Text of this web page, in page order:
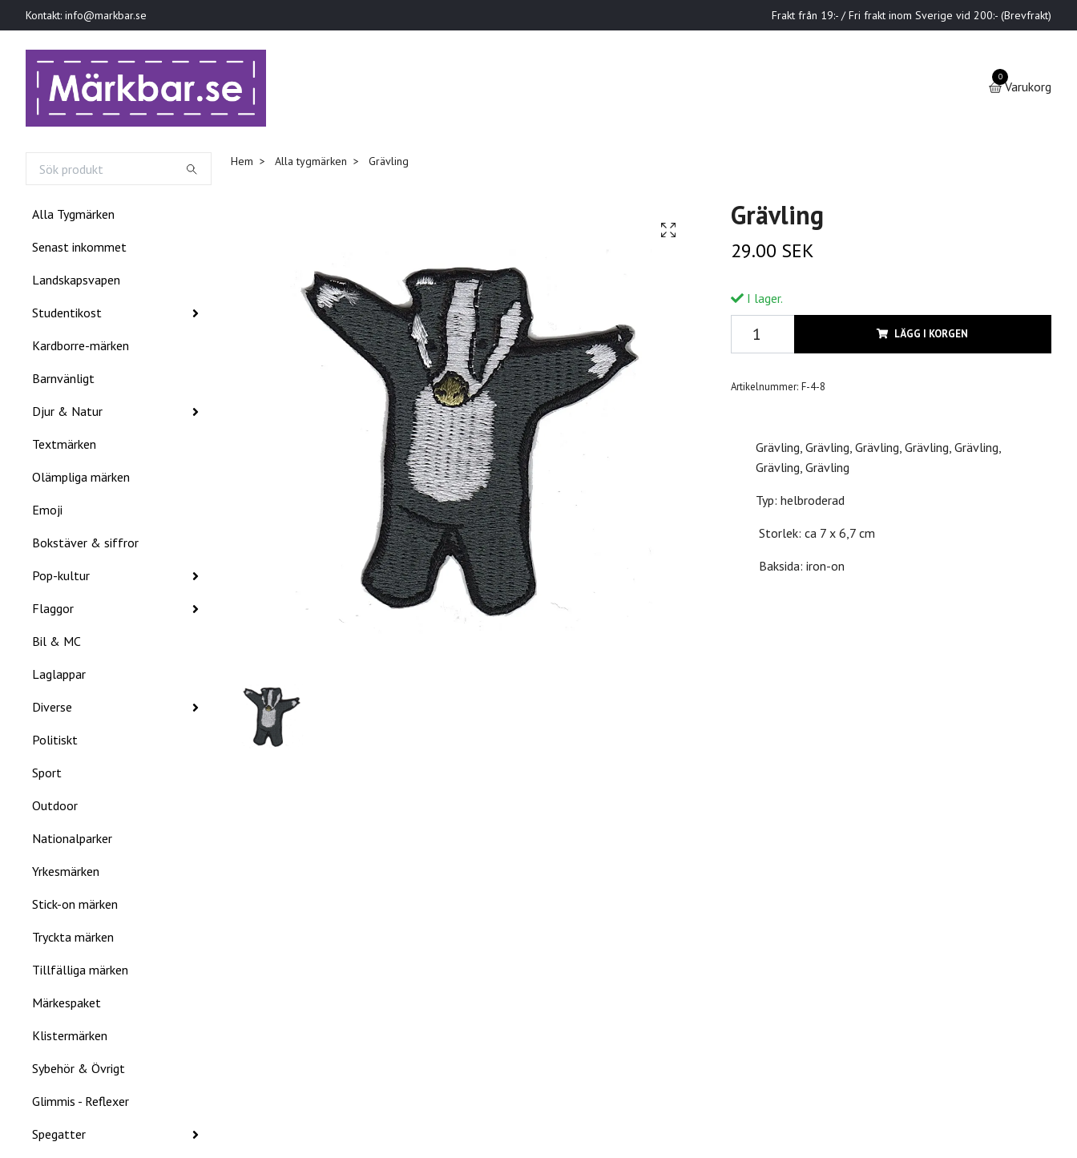
Kontakt: info@markbar.se Frakt från 19:- / Fri frakt inom Sverige vid 200:- (Brevfrakt)
0
Varukorg
Alla Tygmärken
Senast inkommet
Landskapsvapen
Studentikost
Kardborre-märken
Barnvänligt
Djur & Natur
Textmärken
Olämpliga märken
Emoji
Bokstäver & siffror
Pop-kultur
Flaggor
Bil & MC
Laglappar
Diverse
Politiskt
Sport
Outdoor
Nationalparker
Yrkesmärken
Stick-on märken
Tryckta märken
Tillfälliga märken
Märkespaket
Klistermärken
Sybehör & Övrigt
Glimmis - Reflexer
Spegatter
Hem Alla tygmärken Grävling
Grävling
29.00 SEK
I lager.
LÄGG I KORGEN
Artikelnummer: F-4-8
Grävling, Grävling, Grävling, Grävling, Grävling,
Grävling, Grävling
Typ: helbroderad
Storlek: ca 7 x 6,7 cm
Baksida: iron-on